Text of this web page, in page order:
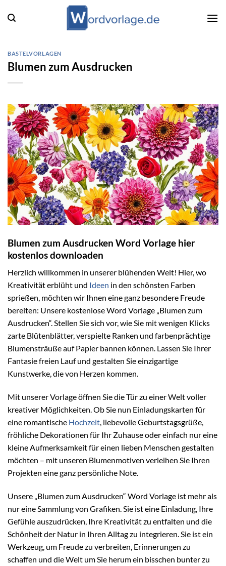
Inhalt
BASTELVORLAGEN
Blumen zum Ausdrucken
Blumen zum Ausdrucken Word Vorlage hier
kostenlos downloaden
Herzlich willkommen in unserer blühenden Welt! Hier, wo
Kreativität erblüht und Ideen in den schönsten Farben
sprießen, möchten wir Ihnen eine ganz besondere Freude
bereiten: Unsere kostenlose Word Vorlage „Blumen zum
Ausdrucken“. Stellen Sie sich vor, wie Sie mit wenigen Klicks
zarte Blütenblätter, verspielte Ranken und farbenprächtige
Blumensträuße auf Papier bannen können. Lassen Sie Ihrer
Fantasie freien Lauf und gestalten Sie einzigartige
Kunstwerke, die von Herzen kommen.
Mit unserer Vorlage öffnen Sie die Tür zu einer Welt voller
kreativer Möglichkeiten. Ob Sie nun Einladungskarten für
eine romantische Hochzeit, liebevolle Geburtstagsgrüße,
fröhliche Dekorationen für Ihr Zuhause oder einfach nur eine
kleine Aufmerksamkeit für einen lieben Menschen gestalten
möchten – mit unseren Blumenmotiven verleihen Sie Ihren
Projekten eine ganz persönliche Note.
Unsere „Blumen zum Ausdrucken“ Word Vorlage ist mehr als
nur eine Sammlung von Grafiken. Sie ist eine Einladung, Ihre
Gefühle auszudrücken, Ihre Kreativität zu entfalten und die
Schönheit der Natur in Ihren Alltag zu integrieren. Sie ist ein
Werkzeug, um Freude zu verbreiten, Erinnerungen zu
schaffen und die Welt um Sie herum ein bisschen bunter zu